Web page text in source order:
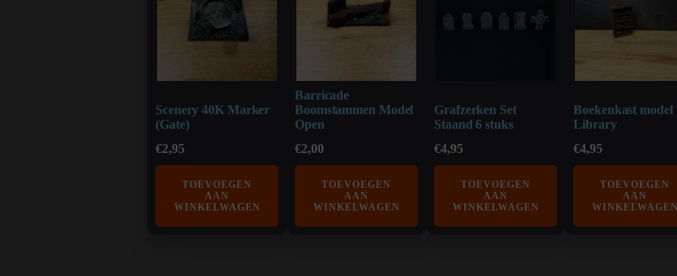
Scenery 40K Marker
(Gate)
€2,95
TOEVOEGEN
AAN
WINKELWAGEN
Barricade
Boomstammen Model
Open
€2,00
TOEVOEGEN
AAN
WINKELWAGEN
Grafzerken Set
Staand 6 stuks
€4,95
TOEVOEGEN
AAN
WINKELWAGEN
Boekenkast model
Library
€4,95
TOEVOEGEN
AAN
WINKELWAGEN